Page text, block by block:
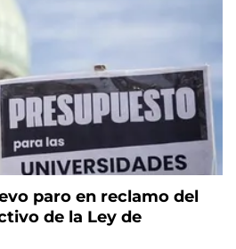
paro en reclamo del
de la Ley de